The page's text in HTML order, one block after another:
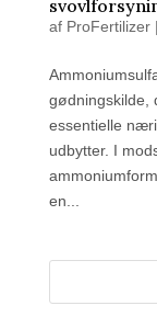
af ProFertilizer|
gødningskilde,
essentielle
udbytter. I
en...